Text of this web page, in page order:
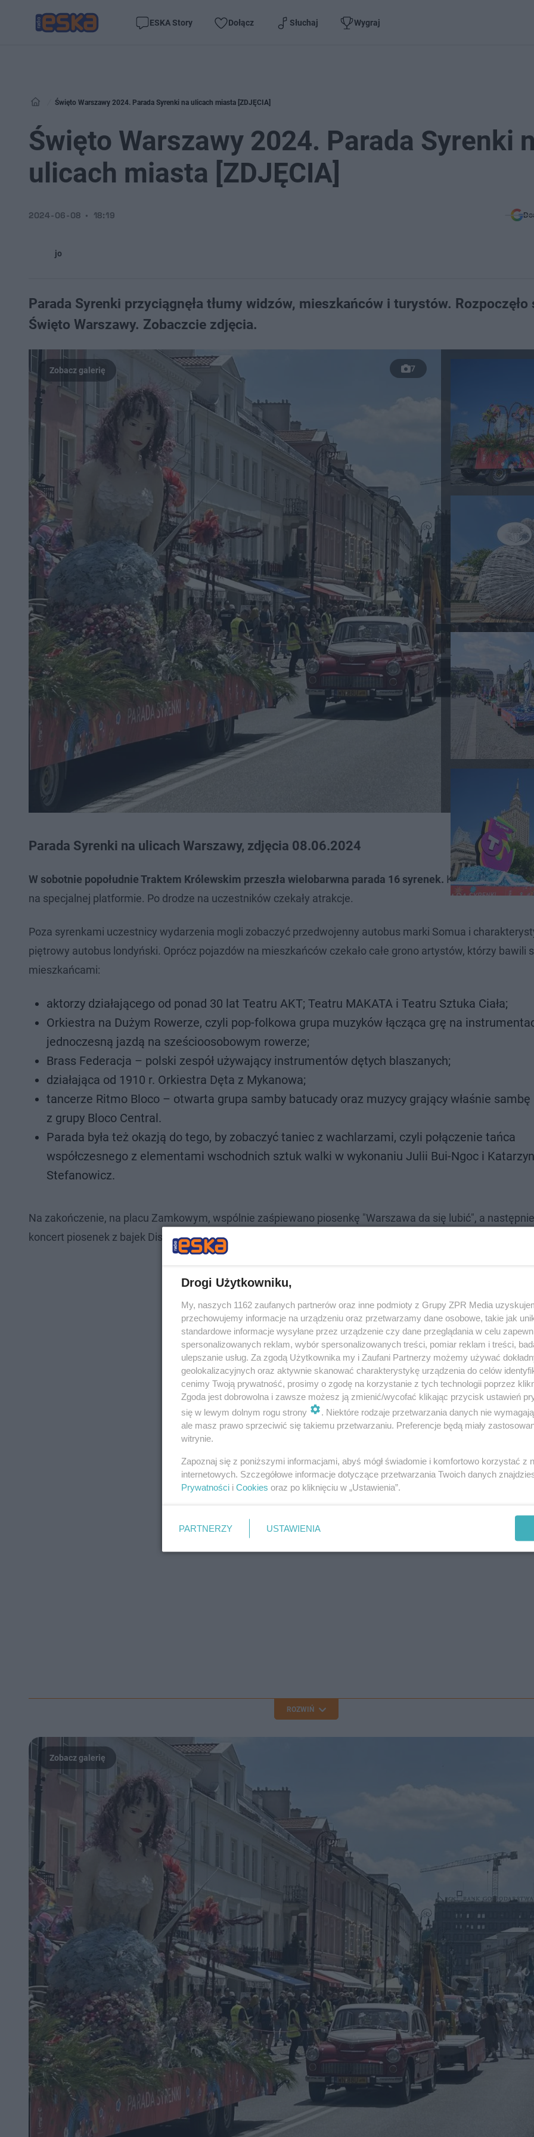
ESKA Story Dołącz Słuchaj Wygraj
Święto Warszawy 2024. Parada Syrenki na ulicach miasta [ZDJĘCIA]
Święto Warszawy 2024. Parada Syrenki
ulicach miasta [ZDJĘCIA]
jo
2024-06-08 18:19
Parada Syrenki przyciągnęła tłumy widzów, mieszkańców i turystów. Rozpoczęło
Święto Warszawy. Zobaczcie zdjęcia.
7
Parada Syrenki na ulicach Warszawy, zdjęcia 08.06.2024
W sobotnie popołudnie Traktem Królewskim przeszła wielobarwna parada 16 syrenek. Każda z nich
na specjalnej platformie. Po drodze na uczestników czekały atrakcje.
Poza syrenkami uczestnicy wydarzenia mogli zobaczyć przedwojenny autobus marki Somua i
piętrowy autobus londyński. Oprócz pojazdów na mieszkańców czekało całe grono artystów, którzy bawili
mieszkańcami:
aktorzy działającego od ponad 30 lat Teatru AKT; Teatru MAKATA i Teatru Sztuka Ciała;
Orkiestra na Dużym Rowerze, czyli pop-folkowa grupa muzyków łącząca grę na
jednoczesną jazdą na sześcioosobowym rowerze;
Brass Federacja – polski zespół używający instrumentów dętych blaszanych;
działająca od 1910 r. Orkiestra Dęta z Mykanowa;
tancerze Ritmo Bloco – otwarta grupa samby batucady oraz muzycy grający właśnie
z grupy Bloco Central.
Parada była też okazją do tego, by zobaczyć taniec z wachlarzami, czyli połączenie tańca
współczesnego z elementami wschodnich sztuk walki w wykonaniu Julii Bui-Ngoc i
Stefanowicz.
Na zakończenie, na placu Zamkowym, wspólnie zaśpiewano piosenkę "Warszawa da się lubić", a
koncert piosenek z bajek Disneya.
ROZWIŃ
Drogi Użytkowniku,
My, naszych 1162 zaufanych partnerów oraz inne podmioty z Grupy ZPR Media
przechowujemy informacje na urządzeniu oraz przetwarzamy dane osobowe, takie jak
standardowe informacje wysyłane przez urządzenie czy dane przeglądania w celu
spersonalizowanych reklam, wybór spersonalizowanych treści, pomiar reklam i treści,
ulepszanie usług. Za zgodą Użytkownika my i Zaufani Partnerzy możemy używać
geolokalizacyjnych oraz aktywnie skanować charakterystykę urządzenia do celów
cenimy Twoją prywatność, prosimy o zgodę na korzystanie z tych technologii poprzez
Zgoda jest dobrowolna i zawsze możesz ją zmienić/wycofać klikając przycisk ustawień
się w lewym dolnym rogu strony
. Niektóre rodzaje przetwarzania danych nie
ale masz prawo sprzeciwić się takiemu przetwarzaniu. Preferencje będą miały
witrynie.
Zapoznaj się z poniższymi informacjami, abyś mógł świadomie i komfortowo korzystać z
internetowych. Szczegółowe informacje dotyczące przetwarzania Twoich danych
Prywatności i Cookies oraz po kliknięciu w „Ustawienia”.
PARTNERZY USTAWIENIA